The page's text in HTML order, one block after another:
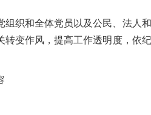
组织和全体党员以及公民、法人
转变作风，提高工作透明度，依